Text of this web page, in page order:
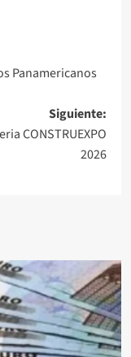
Panamericanos
Siguiente:
CONSTRUEXPO
2026